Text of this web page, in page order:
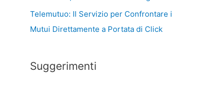
Telemutuo: Il Servizio per Confrontare i
Mutui Direttamente a Portata di Click
Suggerimenti